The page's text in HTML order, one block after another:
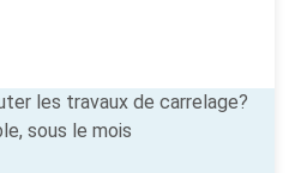
les travaux de carrelage?
sous le mois